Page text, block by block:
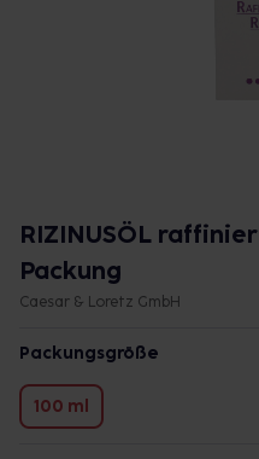
RIZINUSÖL
Packung
Caesar & Loretz GmbH
Packungsgröße
100 ml